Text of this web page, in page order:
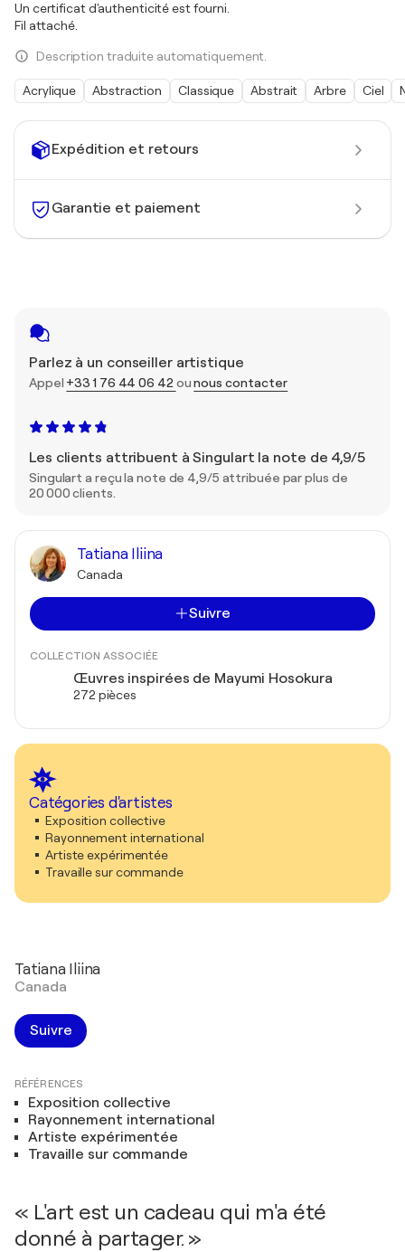
Expédition et retours
Garantie et paiement
Parlez à un conseiller artistique
Appel +33 1 76 44 06 42 ounous contacter
Les clients attribuent à Singulart la note de 4,9/5
Singulart a reçu la note de 4,9/5 attribuée par plus de
20 000 clients.
Tatiana Iliina
Canada
Suivre
COLLECTION ASSOCIÉE
Œuvres inspirées de Mayumi Hosokura
272 pièces
Catégories d'artistes
Exposition collective
Rayonnement international
Artiste expérimentée
Travaille sur commande
Un certificat d'authenticité est fourni.
Fil attaché.
Description traduite automatiquement.
Acrylique Abstraction Classique Abstrait Arbre Ciel
Tatiana Iliina
Canada
Suivre
RÉFÉRENCES
Exposition collective
Rayonnement international
Artiste expérimentée
Travaille sur commande
« L'art est un cadeau qui m'a été
donné à partager. »